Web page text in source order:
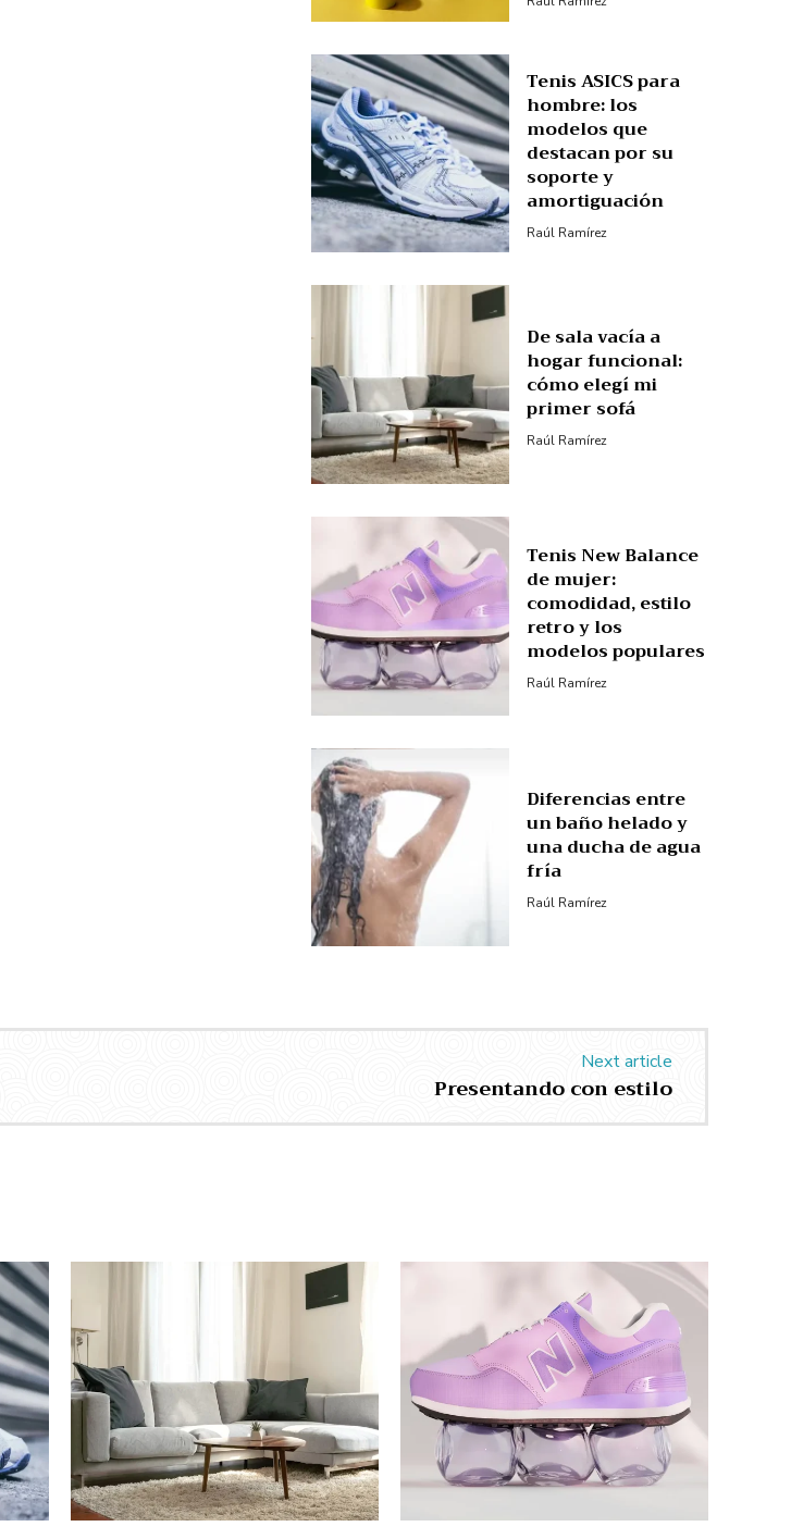
Tenis ASICS para
hombre: los
modelos que
destacan por su
soporte y
amortiguación
Raúl Ramírez
De sala vacía a
hogar funcional:
cómo elegí mi
primer sofá
Raúl Ramírez
Tenis New Balance
de mujer:
comodidad, estilo
retro y los
modelos populares
Raúl Ramírez
Diferencias entre
un baño helado y
una ducha de agua
fría
Raúl Ramírez
Next article
Presentando con estilo